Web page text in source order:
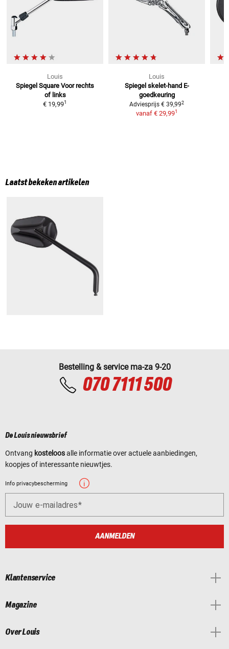
Louis
Spiegel Square Voor rechts
of links
€ 19,991
Louis
Spiegel skelet-hand E-
goedkeuring
Adviesprijs € 39,992
vanaf € 29,991
Laatst bekeken artikelen
Bestelling & service ma-za 9-20
070 7111 500
De Louis nieuwsbrief
Ontvang kosteloosalle informatie over actuele aanbiedingen,
koopjes of interessante nieuwtjes.
Info privacybescherming
Jouw e-mailadres
AANMELDEN
Klantenservice
Magazine
Over Louis